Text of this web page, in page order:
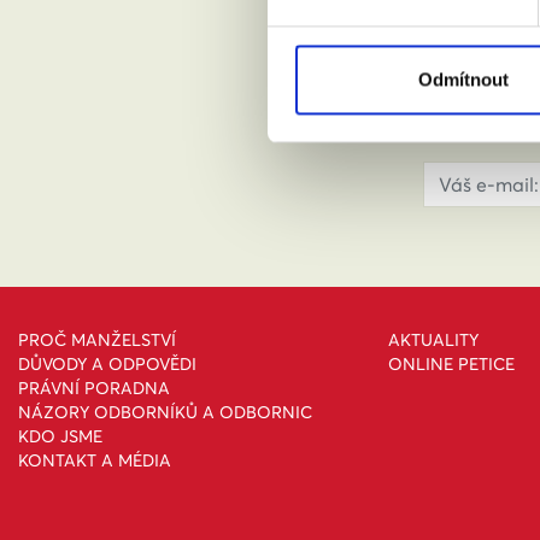
Odmítnout
PROČ MANŽELSTVÍ
DŮVODY A ODPOVĚDI
PRÁVNÍ PORADNA
NÁZORY ODBORNÍKŮ A ODBORNIC
KDO JSME
KONTAKT A MÉDIA
AKTUALITY
ONLINE PETICE